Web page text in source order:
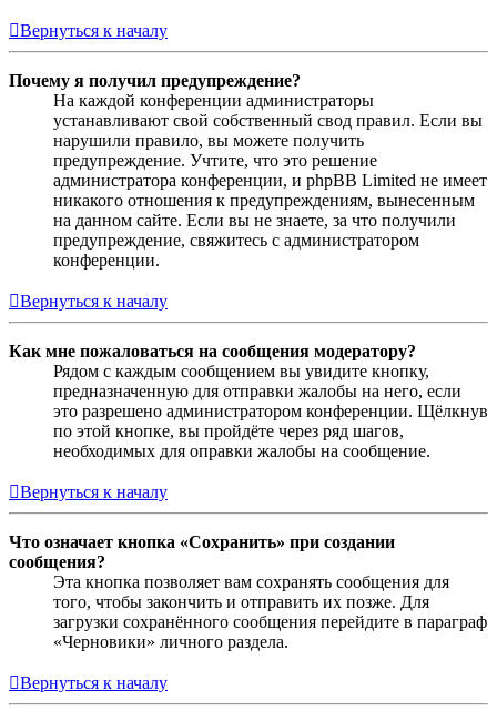
Вернуться к началу
Почему я получил предупреждение?
На каждой конференции администраторы
устанавливают свой собственный свод правил. Если вы
нарушили правило, вы можете получить
предупреждение. Учтите, что это решение
администратора конференции, и phpBB Limited не имеет
никакого отношения к предупреждениям, вынесенным
на данном сайте. Если вы не знаете, за что получили
предупреждение, свяжитесь с администратором
конференции.
Вернуться к началу
Как мне пожаловаться на сообщения модератору?
Рядом с каждым сообщением вы увидите кнопку,
предназначенную для отправки жалобы на него, если
это разрешено администратором конференции. Щёлкнув
по этой кнопке, вы пройдёте через ряд шагов,
необходимых для оправки жалобы на сообщение.
Вернуться к началу
Что означает кнопка «Сохранить» при создании
сообщения?
Эта кнопка позволяет вам сохранять сообщения для
того, чтобы закончить и отправить их позже. Для
загрузки сохранённого сообщения перейдите в параграф
«Черновики» личного раздела.
Вернуться к началу